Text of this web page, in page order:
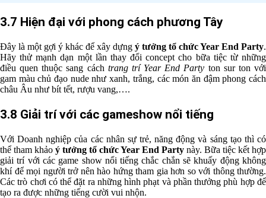
3.7 Hiện đại với phong cách phương Tây
Đây là một gợi ý khác để xây dựng ý tưởng tổ chức Year End Party.
Hãy thử mạnh dạn một lần thay đổi concept cho bữa tiệc từ những
điều quen thuộc sang cách trang trí Year End Party ton sur ton với
gam màu chủ đạo nude như xanh, trắng, các món ăn đậm phong cách
châu Âu như bít tết, rượu vang,….
3.8 Giải trí với các gameshow nổi tiếng
Với Doanh nghiệp của các nhân sự trẻ, năng động và sáng tạo thì có
thể tham khảo ý tưởng tổ chức Year End Party này. Bữa tiệc kết hợp
giải trí với các game show nổi tiếng chắc chắn sẽ khuấy động không
khí để mọi người trở nên hào hứng tham gia hơn so với thông thường.
Các trò chơi có thể đặt ra những hình phạt và phần thưởng phù hợp để
tạo ra được những tiếng cười vui nhộn.